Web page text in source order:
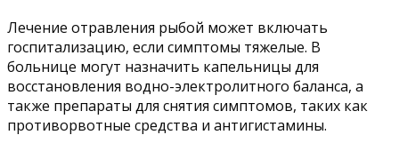
Лечение отравления рыбой может включать
госпитализацию, если симптомы тяжелые. В
больнице могут назначить капельницы для
восстановления водно-электролитного баланса, а
также препараты для снятия симптомов, таких как
противорвотные средства и антигистамины.